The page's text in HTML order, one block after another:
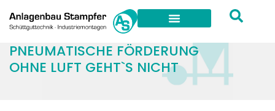
PNEUMATISCHE FÖRDERUNG
OHNE LUFT GEHT`S NICHT